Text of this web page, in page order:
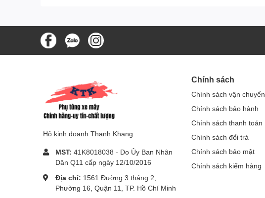
Hộ kinh doanh Thanh Khang
MST: 41K8018038 - Do Ủy Ban Nhân
Dân Q11 cấp ngày 12/10/2016
Địa chỉ: 1561 Đường 3 tháng 2,
Phường 16, Quận 11, TP. Hồ Chí Minh
Chính sách
Chính sách vận chuyển
Chính sách bảo hành
Chính sách thanh toán
Chính sách đổi trả
Chính sách bảo mật
Chính sách kiểm hàng